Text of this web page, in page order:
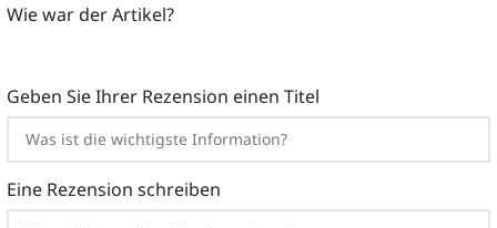
Wie war der Artikel?
Geben Sie Ihrer Rezension einen Titel
Eine Rezension schreiben